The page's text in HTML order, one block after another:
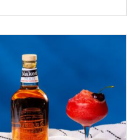
vanaf oktober